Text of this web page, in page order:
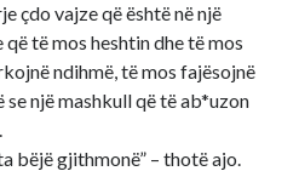
çdo vajze që është në një
të mos heshtin dhe të mos
ndihmë, të mos fajësojnë
një mashkull që të ab*uzon
bëjë gjithmonë” – thotë ajo.